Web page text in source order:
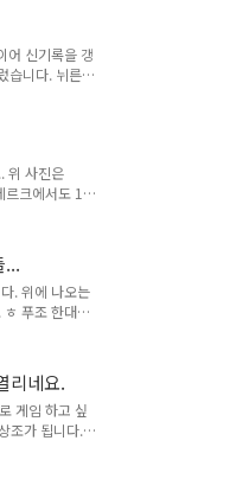
원하고 있었는
죠. 그럼 하나
되면 보이는
등을 받을 수
봤습니다. 공
니다. ^^ 한쪽
어 신기록을 갱
습니다. 뉘른부
블로그를 참고
등급으로 나
되었던 업그
사람들이 차
컨트롤 안되
과 스키드
합니다. ㅎㅎ
위 사진은
르크에서도 10
재치고 10
스바겐 + 아
나오는 군요...
...
. 위에 나오는
푸조 한대는
제대로 된
GT
키드러쉬 게
듯 ㅎㅎ
리네요.
게임 하고 싶
조가 됩니다.